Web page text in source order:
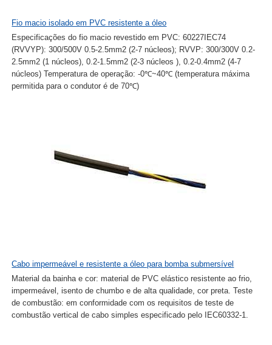
Fio macio isolado em PVC resistente a óleo
Especificações do fio macio revestido em PVC: 60227IEC74
(RVVYP): 300/500V 0.5-2.5mm2 (2-7 núcleos); RVVP: 300/300V 0.2-
2.5mm2 (1 núcleos), 0.2-1.5mm2 (2-3 núcleos ), 0.2-0.4mm2 (4-7
núcleos) Temperatura de operação: -0℃~40℃ (temperatura máxima
permitida para o condutor é de 70℃)
Cabo impermeável e resistente a óleo para bomba submersível
Material da bainha e cor: material de PVC elástico resistente ao frio,
impermeável, isento de chumbo e de alta qualidade, cor preta. Teste
de combustão: em conformidade com os requisitos de teste de
combustão vertical de cabo simples especificado pelo IEC60332-1.